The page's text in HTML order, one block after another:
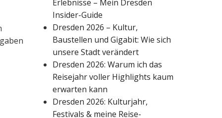
Erlebnisse – Mein Dresden
Insider-Guide
Dresden 2026 – Kultur,
Baustellen und Gigabit: Wie sich
unsere Stadt verändert
Dresden 2026: Warum ich das
Reisejahr voller Highlights kaum
erwarten kann
Dresden 2026: Kulturjahr,
Festivals & meine Reise-